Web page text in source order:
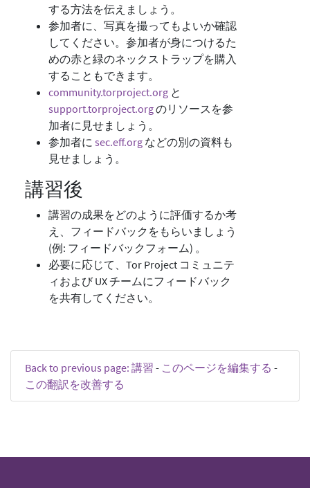
する方法を伝えましょう。
参加者に、写真を撮ってもよいか確認
してください。参加者が身につけるた
めの赤と緑のネックストラップを購入
することもできます。
community.torproject.org と
support.torproject.orgのリソースを参
加者に見せましょう。
参加者に sec.eff.org などの別の資料も
見せましょう。
講習後
講習の成果をどのように評価するか考
え、フィードバックをもらいましょう
(例: フィードバックフォーム) 。
必要に応じて、Tor Project コミュニテ
ィおよび UX チームにフィードバック
を共有してください。
Back to previous page: 講習 - このページを編集する -
この翻訳を改善する